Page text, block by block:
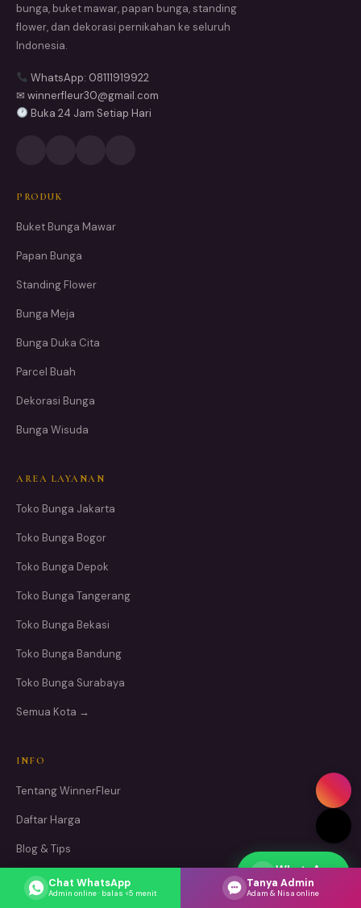
bunga, buket mawar, papan bunga, standing
flower, dan dekorasi pernikahan ke seluruh
Indonesia.
WhatsApp: 08111919922
✉ winnerfleur30@gmail.com
Buka 24 Jam Setiap Hari
PRODUK
Buket Bunga Mawar
Papan Bunga
Standing Flower
Bunga Meja
Bunga Duka Cita
Parcel Buah
Dekorasi Bunga
Bunga Wisuda
AREA LAYANAN
Toko Bunga Jakarta
Toko Bunga Bogor
Toko Bunga Depok
Toko Bunga Tangerang
Toko Bunga Bekasi
Toko Bunga Bandung
Toko Bunga Surabaya
Semua Kota →
INFO
Tentang WinnerFleur
Daftar Harga
Blog & Tips
Cara Pesan
WhatsApp
Respons cepat
Chat WhatsApp
Admin online · balas <5 menit
Tanya Admin
Adam & Nisa online